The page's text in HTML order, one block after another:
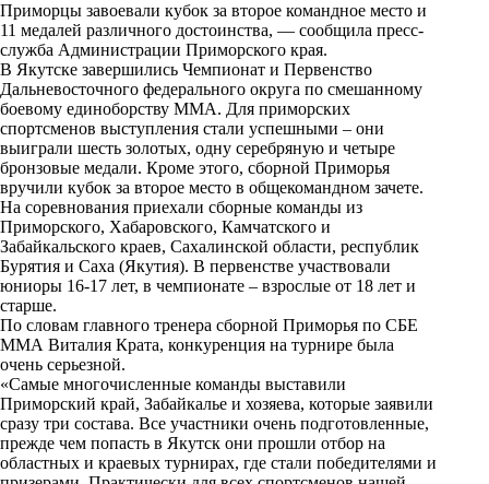
i
t
t
e
r
n
o
k
l
a
s
s
n
k
i
l
e
g
r
a
m
p
y
L
i
n
k
Приморцы завоевали кубок за второе командное место и
11 медалей различного достоинства, — сообщила пресс-
служба Администрации Приморского края.
В Якутске завершились Чемпионат и Первенство
Дальневосточного федерального округа по смешанному
боевому единоборству ММА. Для приморских
спортсменов выступления стали успешными – они
выиграли шесть золотых, одну серебряную и четыре
бронзовые медали. Кроме этого, сборной Приморья
вручили кубок за второе место в общекомандном зачете.
На соревнования приехали сборные команды из
Приморского, Хабаровского, Камчатского и
Забайкальского краев, Сахалинской области, республик
Бурятия и Саха (Якутия). В первенстве участвовали
юниоры 16-17 лет, в чемпионате – взрослые от 18 лет и
старше.
По словам главного тренера сборной Приморья по СБЕ
ММА Виталия Крата, конкуренция на турнире была
очень серьезной.
«Самые многочисленные команды выставили
Приморский край, Забайкалье и хозяева, которые заявили
сразу три состава. Все участники очень подготовленные,
прежде чем попасть в Якутск они прошли отбор на
областных и краевых турнирах, где стали победителями и